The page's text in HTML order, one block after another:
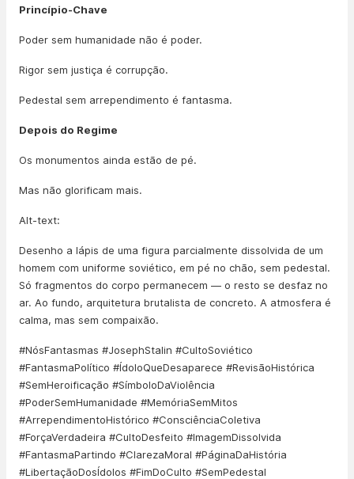
Princípio-Chave
Poder sem humanidade não é poder.
Rigor sem justiça é corrupção.
Pedestal sem arrependimento é fantasma.
Depois do Regime
Os monumentos ainda estão de pé.
Mas não glorificam mais.
Alt-text:
Desenho a lápis de uma figura parcialmente dissolvida de um
homem com uniforme soviético, em pé no chão, sem pedestal.
Só fragmentos do corpo permanecem — o resto se desfaz no
ar. Ao fundo, arquitetura brutalista de concreto. A atmosfera é
calma, mas sem compaixão.
#NósFantasmas #JosephStalin #CultoSoviético
#FantasmaPolítico #ÍdoloQueDesaparece #RevisãoHistórica
#SemHeroificação #SímboloDaViolência
#PoderSemHumanidade #MemóriaSemMitos
#ArrependimentoHistórico #ConsciênciaColetiva
#ForçaVerdadeira #CultoDesfeito #ImagemDissolvida
#FantasmaPartindo #ClarezaMoral #PáginaDaHistória
#LibertaçãoDosÍdolos #FimDoCulto #SemPedestal